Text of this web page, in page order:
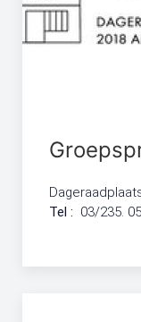
Tel : 03/235.